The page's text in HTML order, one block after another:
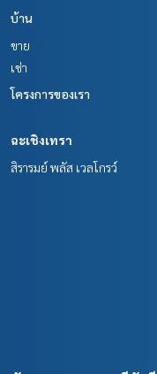
บ้าน
ขาย
เช่า
โครงการของเรา
ฉะเชิงเทรา
สิรารมย์ พลัส เวลโกรว์